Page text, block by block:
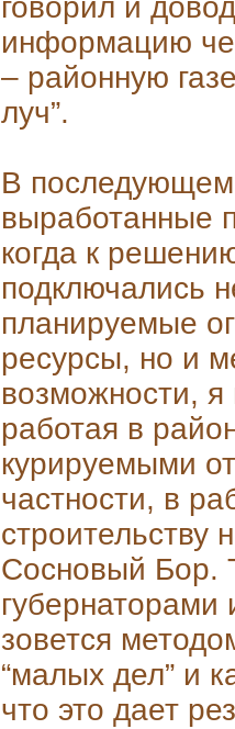
говорил и
информацию
– районную
луч”.
В последующем
выработанные
когда к
подключались
планируемые
ресурсы, но и
возможности, я
работая в
курируемыми
частности, в
строительству
Сосновый Бор.
губернаторами
зовется
“малых дел” и
что это дает